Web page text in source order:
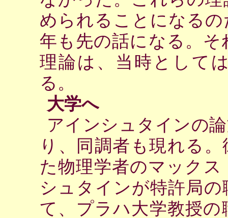
められることになる
年も先の話になる。
理論は、当時として
る。
大学へ
アインシュタインの
り、同調者も現れる
た物理学者のマック
シュタインが特許局
て、プラハ大学教授